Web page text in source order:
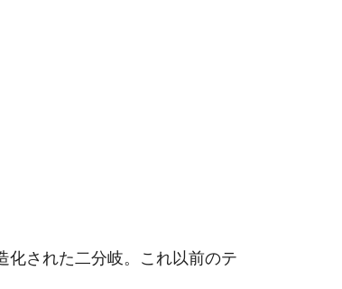
化された二分岐。これ以前のテ